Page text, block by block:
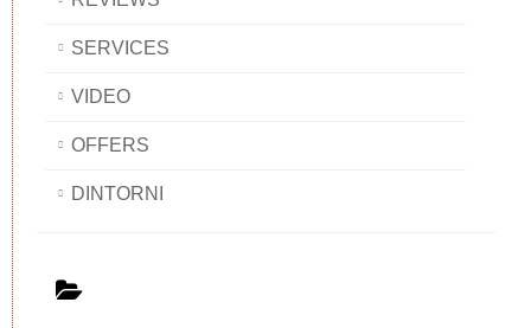
SERVICES
VIDEO
OFFERS
DINTORNI